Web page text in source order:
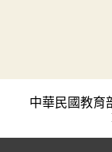
中華民國教育